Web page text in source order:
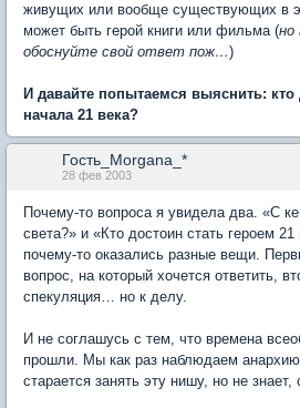
живущих или вообще существующих в
может быть герой книги или фильма (но
обоснуйте свой ответ пож…)
И давайте попытаемся выяснить: кто
начала 21 века?
Гость_Morgana_*
28 фев 2003
Почему-то вопроса я увидела два. «С
света?» и «Кто достоин стать героем
почему-то оказались разные вещи.
вопрос, на который хочется ответить,
спекуляция… но к делу.
И не соглашусь с тем, что времена
прошли. Мы как раз наблюдаем
старается занять эту нишу, но не знает,